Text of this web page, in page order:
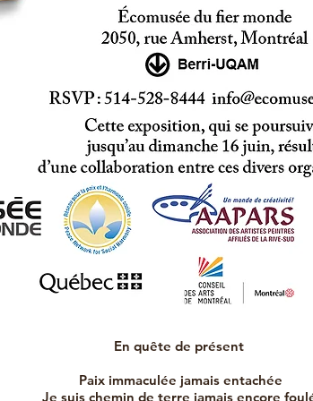
En quête de présent
Paix immaculée jamais entachée
Je suis chemin de terre jamais encore